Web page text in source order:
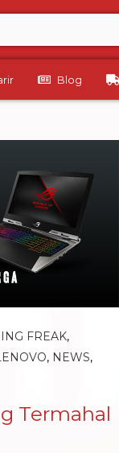
Blog
FREAK,
, NEWS,
Termahal